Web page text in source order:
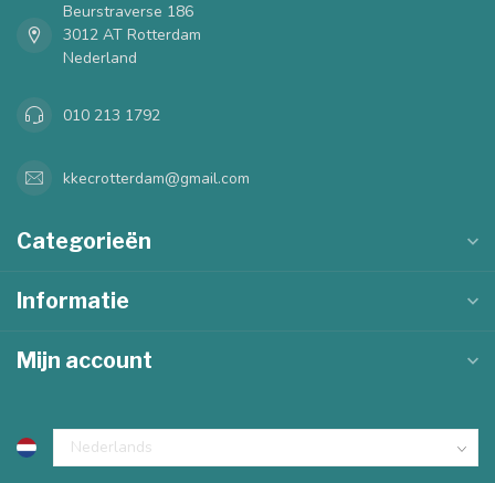
Beurstraverse 186
3012 AT Rotterdam
Nederland
010 213 1792
kkecrotterdam@gmail.com
Categorieën
Informatie
Mijn account